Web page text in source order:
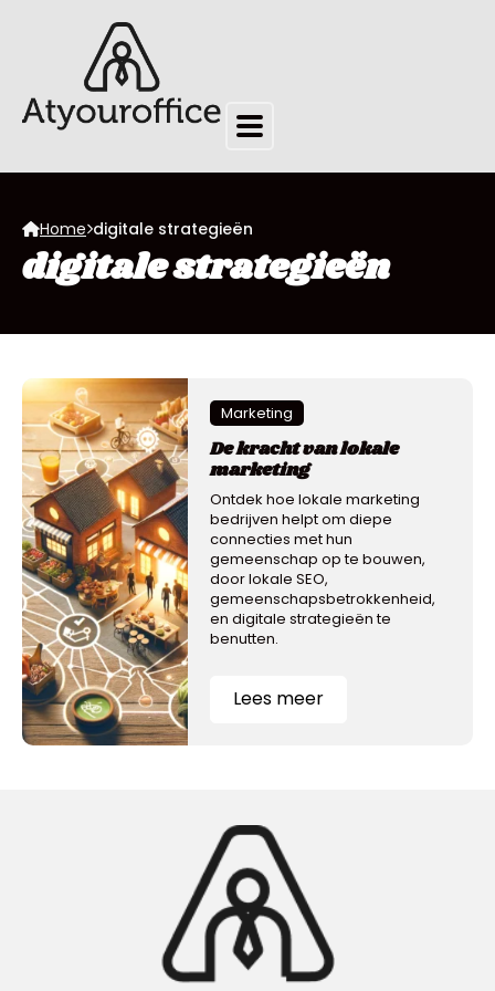
Home digitale strategieën
digitale strategieën
Marketing
De kracht van lokale
marketing
Ontdek hoe lokale marketing
bedrijven helpt om diepe
connecties met hun
gemeenschap op te bouwen,
door lokale SEO,
gemeenschapsbetrokkenheid,
en digitale strategieën te
benutten.
Lees meer